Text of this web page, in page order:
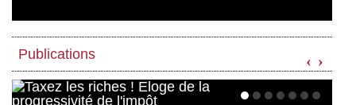
Publications ‹ ›